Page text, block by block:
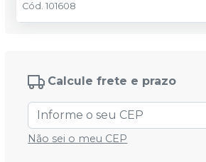
Cód.101608
Calcule frete e prazo
Não sei o meu CEP